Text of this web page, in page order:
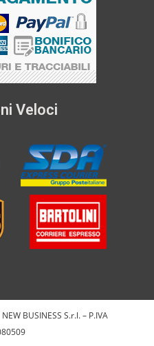
Veloci
BUSINESS S.r.l. – P.IVA